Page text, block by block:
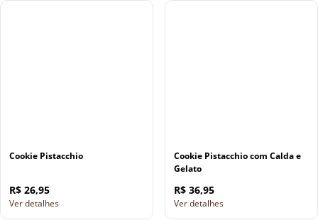
Cookie Pistacchio
R$ 26,95
Ver detalhes
Cookie Pistacchio com Calda e
Gelato
R$ 36,95
Ver detalhes